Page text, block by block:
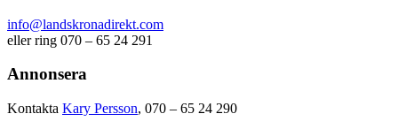
info@landskronadirekt.com
eller ring 070 – 65 24 291
Annonsera
Kontakta Kary Persson, 070 – 65 24 290